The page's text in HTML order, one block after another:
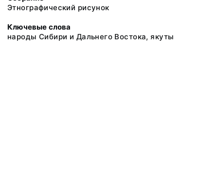
Этнографический рисунок
Ключевые слова
народы Сибири и Дальнего Востока, якуты